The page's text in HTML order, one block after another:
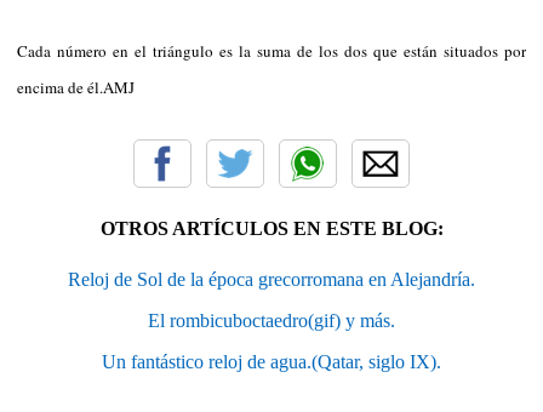
Cada número en el triángulo es la suma de los dos que están situados por
encima de él.AMJ
OTROS ARTÍCULOS EN ESTE BLOG:
Reloj de Sol de la época grecorromana en Alejandría.
El rombicuboctaedro(gif) y más.
Un fantástico reloj de agua.(Qatar, siglo IX).